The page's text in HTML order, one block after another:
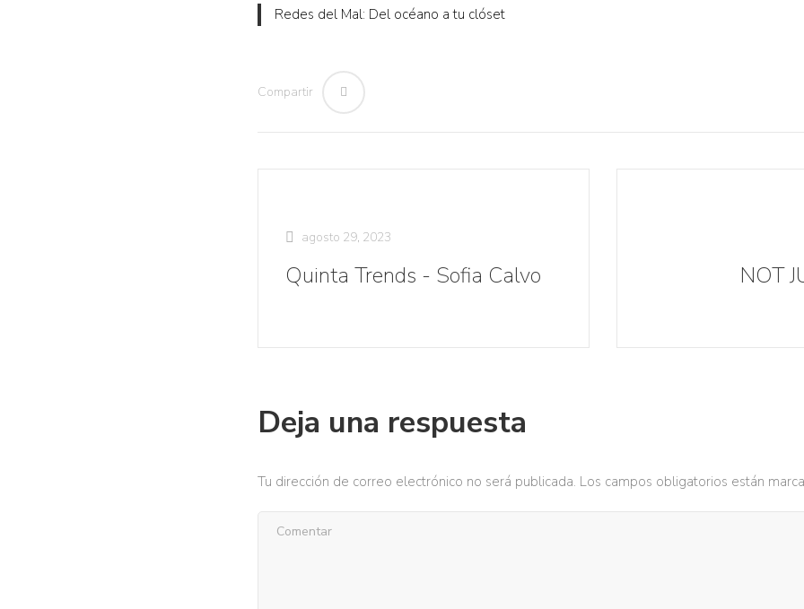
Redes del Mal: Del océano a tu clóset
Compartir
agosto 29, 2023
Quinta Trends - Sofia Calvo NOT
Deja una respuesta
Tu dirección de correo electrónico no será publicada. Los campos obligatorios están